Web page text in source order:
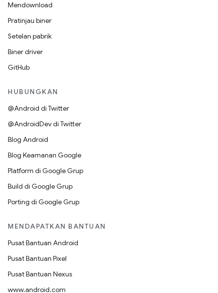
Mendownload
Pratinjau biner
Setelan pabrik
Biner driver
GitHub
HUBUNGKAN
@Android di Twitter
@AndroidDev di Twitter
Blog Android
Blog Keamanan Google
Platform di Google Grup
Build di Google Grup
Porting di Google Grup
MENDAPATKAN BANTUAN
Pusat Bantuan Android
Pusat Bantuan Pixel
Pusat Bantuan Nexus
www.android.com